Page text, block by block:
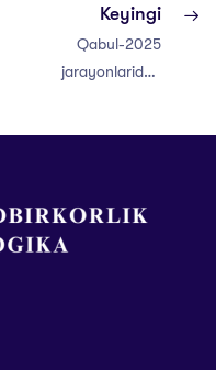
Keyingi
Qabul-2025
jarayonlaridan